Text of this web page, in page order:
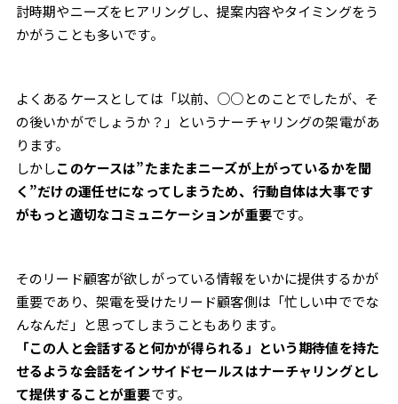
討時期やニーズをヒアリングし、提案内容やタイミングをう
かがうことも多いです。
よくあるケースとしては「以前、○○とのことでしたが、そ
の後いかがでしょうか？」というナーチャリングの架電があ
ります。
しかしこのケースは”たまたまニーズが上がっているかを聞
く”だけの運任せになってしまうため、行動自体は大事です
がもっと適切なコミュニケーションが重要です。
そのリード顧客が欲しがっている情報をいかに提供するかが
重要であり、架電を受けたリード顧客側は「忙しい中ででな
んなんだ」と思ってしまうこともあります。
「この人と会話すると何かが得られる」という期待値を持た
せるような会話をインサイドセールスはナーチャリングとし
て提供することが重要です。